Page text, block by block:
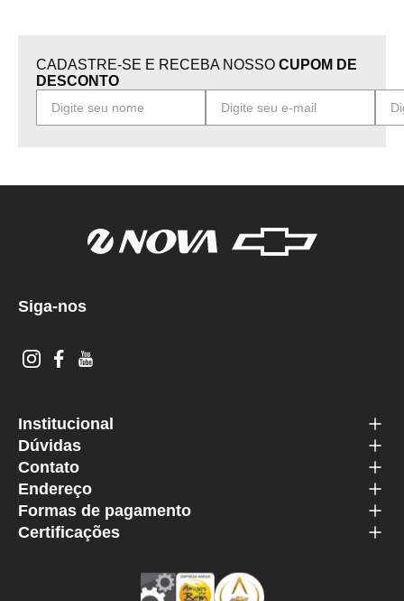
CADASTRE-SE E RECEBA NOSSO CUPOM DE
DESCONTO
Siga-nos
Institucional
Dúvidas
Contato
Endereço
Formas de pagamento
Certificações